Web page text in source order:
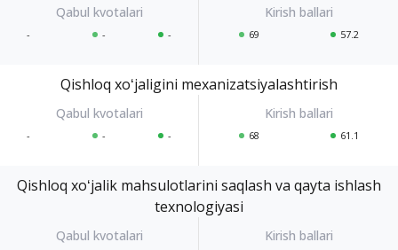
- - - 69 57.2
Qishloq xoʻjaligini mexanizatsiyalashtirish
- - - 68 61.1
Qishloq xoʻjalik mahsulotlarini saqlash va qayta ishlash
texnologiyasi